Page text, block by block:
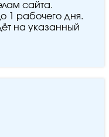
сайта.
1 рабочего дня.
на указанный